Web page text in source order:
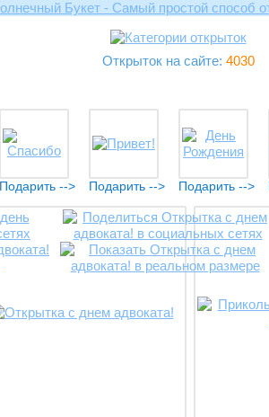
Открыток на сайте: 4030
Подарить --> Подарить --> Подарить -->